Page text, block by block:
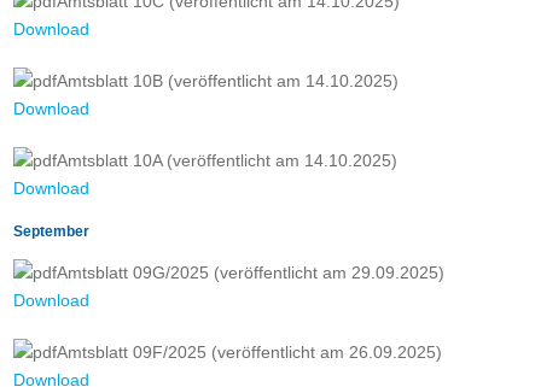
Download
Amtsblatt 10B (veröffentlicht am 14.10.2025)
Download
Amtsblatt 10A (veröffentlicht am 14.10.2025)
Download
September
Amtsblatt 09G/2025 (veröffentlicht am 29.09.2025)
Download
Amtsblatt 09F/2025 (veröffentlicht am 26.09.2025)
Download